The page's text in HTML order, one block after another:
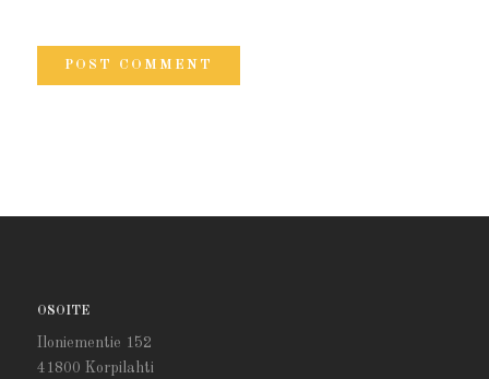
OSOITE
Iloniementie 152
41800 Korpilahti